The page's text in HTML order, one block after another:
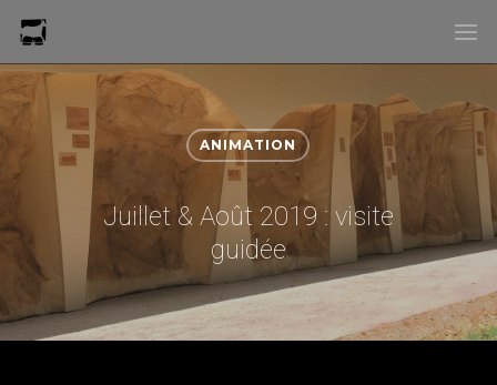
ANIMATION
Juillet & Août 2019 : visite
guidée